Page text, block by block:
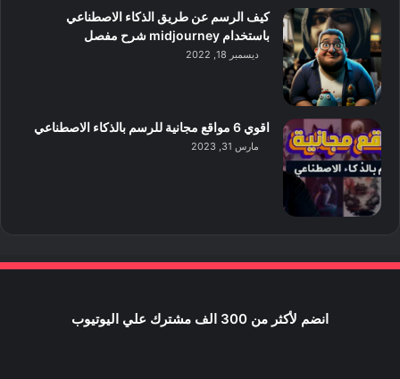
كيف الرسم عن طريق الذكاء الاصطناعي
باستخدام midjourney شرح مفصل
ديسمبر 18, 2022
اقوي 6 مواقع مجانية للرسم بالذكاء الاصطناعي
مارس 31, 2023
انضم لأكثر من 300 الف مشترك علي اليوتيوب